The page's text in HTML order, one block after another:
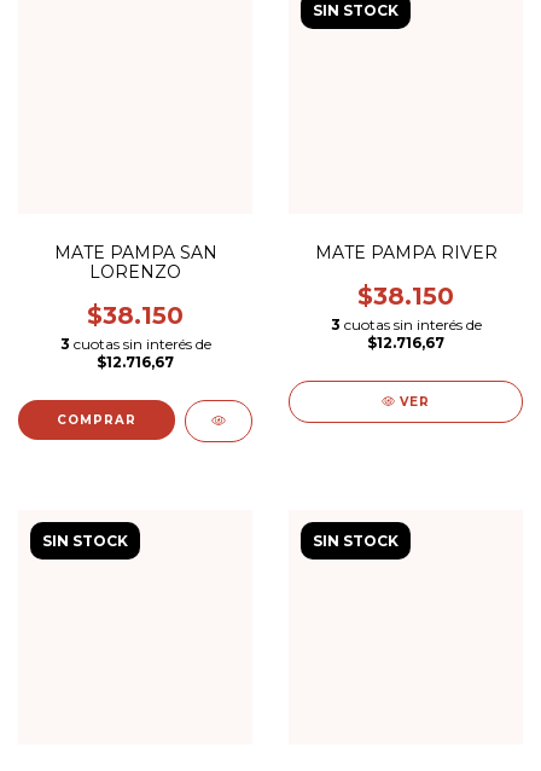
MATE PAMPA SAN
LORENZO
$38.150
3 cuotas sin interés de
$12.716,67
SIN STOCK
MATE PAMPA RIVER
$38.150
3 cuotas sin interés de
$12.716,67
VER
SIN STOCK SIN STOCK